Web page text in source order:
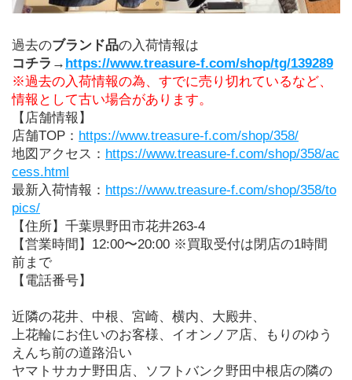
過去のブランド品の入荷情報は
コチラ→ https://www.treasure-f.com/shop/tg/139289
※過去の入荷情報の為、すでに売り切れているなど、
情報として古い場合があります。
【店舗情報】
店舗TOP： https://www.treasure-f.com/shop/358/
地図アクセス： https://www.treasure-f.com/shop/358/ac
cess.html
最新入荷情報： https://www.treasure-f.com/shop/358/to
pics/
【住所】千葉県野田市花井263-4
【営業時間】12:00〜20:00 ※買取受付は閉店の1時間
前まで
【電話番号】
近隣の花井、中根、宮崎、横内、大殿井、
上花輪にお住いのお客様、イオンノア店、もりのゆう
えんち前の道路沿い
ヤマトサカナ野田店、ソフトバンク野田中根店の隣の